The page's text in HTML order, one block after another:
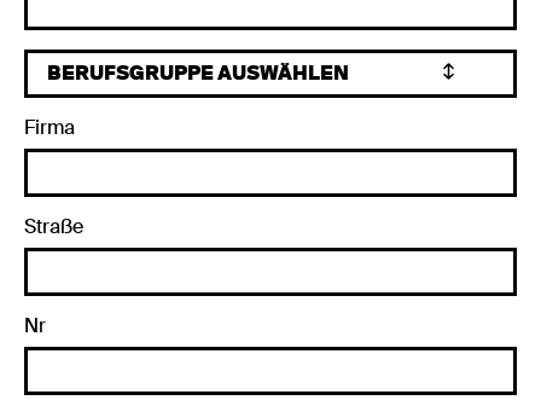
Firma
Straße
Nr